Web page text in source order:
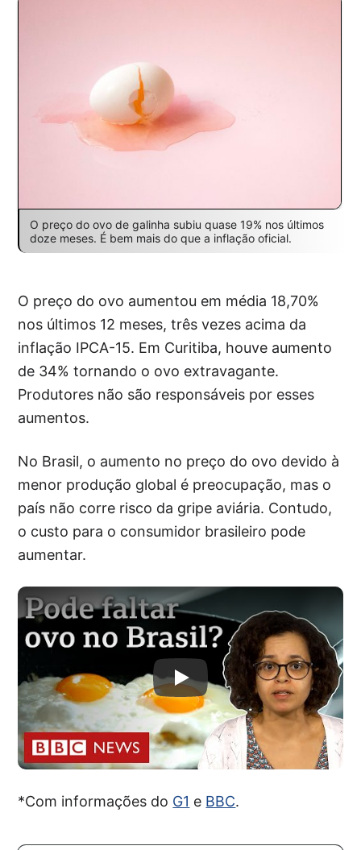
O preço do ovo de galinha subiu quase 19% nos últimos
doze meses. É bem mais do que a inflação oficial.
O preço do ovo aumentou em média 18,70%
nos últimos 12 meses, três vezes acima da
inflação IPCA-15. Em Curitiba, houve aumento
de 34% tornando o ovo extravagante.
Produtores não são responsáveis por esses
aumentos.
No Brasil, o aumento no preço do ovo devido à
menor produção global é preocupação, mas o
país não corre risco da gripe aviária. Contudo,
o custo para o consumidor brasileiro pode
aumentar.
*Com informações do G1 e BBC.